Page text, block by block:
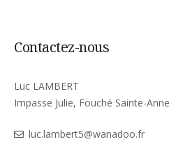
Contactez-nous
Luc LAMBERT
Impasse Julie, Fouché Sainte-Anne
luc.lambert5@wanadoo.fr